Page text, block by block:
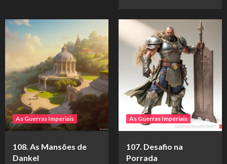
As Guerras Imperiais
108. As Mansões de
Dankel
As Guerras Imperiais
107. Desafio na
Porrada